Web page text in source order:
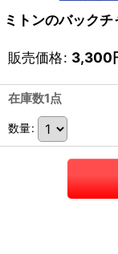
ミトンのバック
販売価格: 3,300
在庫数1点
数量: